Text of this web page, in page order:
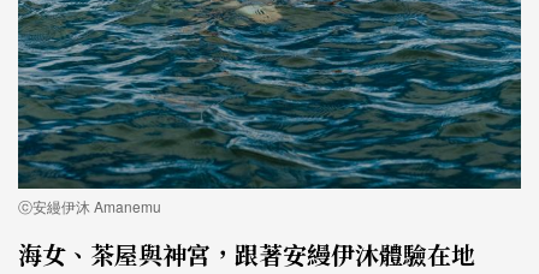
ⓒ安縵伊沐 Amanemu
海女、茶屋與神宮，跟著安縵伊沐體驗在地